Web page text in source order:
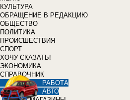
КУЛЬТУРА
ОБРАЩЕНИЕ В РЕДАКЦИЮ
ОБЩЕСТВО
ПОЛИТИКА
ПРОИСШЕСТВИЯ
СПОРТ
ХОЧУ СКАЗАТЬ!
ЭКОНОМИКА
СПРАВОЧНИК
РАБОТА
АВТО